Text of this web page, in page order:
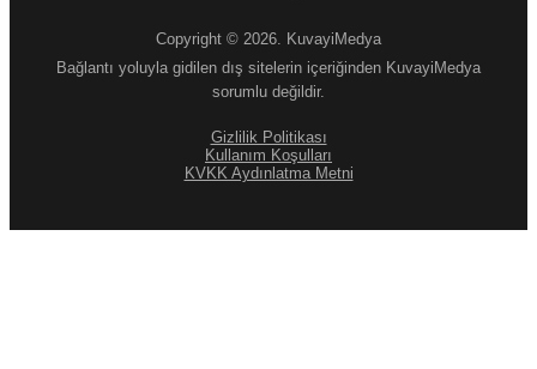
Copyright © 2026. KuvayiMedya
Bağlantı yoluyla gidilen dış sitelerin içeriğinden KuvayiMedya
sorumlu değildir.
Gizlilik Politikası
Kullanım Koşulları
KVKK Aydınlatma Metni